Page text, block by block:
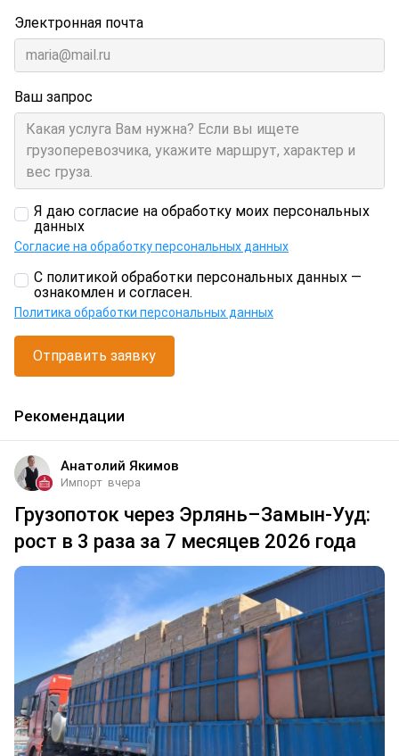
Электронная почта
Ваш запрос
Я даю согласие на обработку моих персональных
данных
Согласие на обработку персональных данных
С политикой обработки персональных данных —
ознакомлен и согласен.
Политика обработки персональных данных
Отправить заявку
Рекомендации
Анатолий Якимов
Импорт вчера
Грузопоток через Эрлянь–Замын-Ууд:
рост в 3 раза за 7 месяцев 2026 года